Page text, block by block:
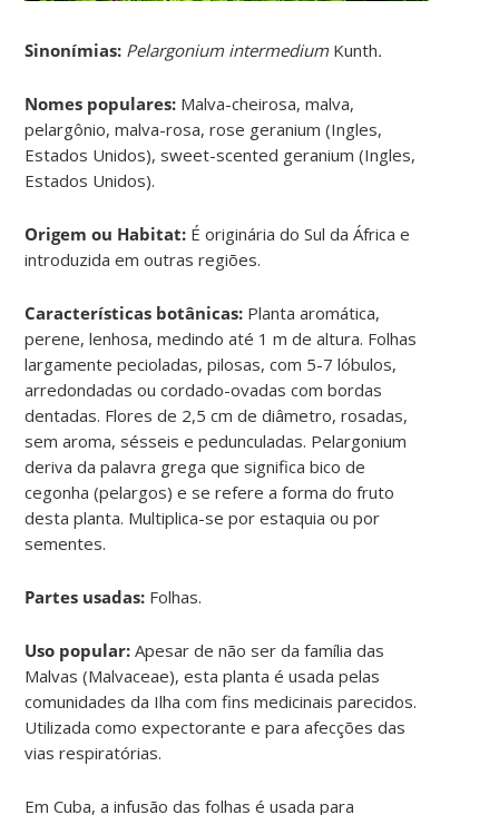
Sinonímias: Pelargonium intermedium Kunth.
Nomes populares: Malva-cheirosa, malva,
pelargônio, malva-rosa, rose geranium (Ingles,
Estados Unidos), sweet-scented geranium (Ingles,
Estados Unidos).
Origem ou Habitat: É originária do Sul da África e
introduzida em outras regiões.
Características botânicas: Planta aromática,
perene, lenhosa, medindo até 1 m de altura. Folhas
largamente pecioladas, pilosas, com 5-7 lóbulos,
arredondadas ou cordado-ovadas com bordas
dentadas. Flores de 2,5 cm de diâmetro, rosadas,
sem aroma, sésseis e pedunculadas. Pelargonium
deriva da palavra grega que significa bico de
cegonha (pelargos) e se refere a forma do fruto
desta planta. Multiplica-se por estaquia ou por
sementes.
Partes usadas: Folhas.
Uso popular:Apesar de não ser da família das
Malvas (Malvaceae), esta planta é usada pelas
comunidades da Ilha com fins medicinais parecidos.
Utilizada como expectorante e para afecções das
vias respiratórias.
Em Cuba, a infusão das folhas é usada para